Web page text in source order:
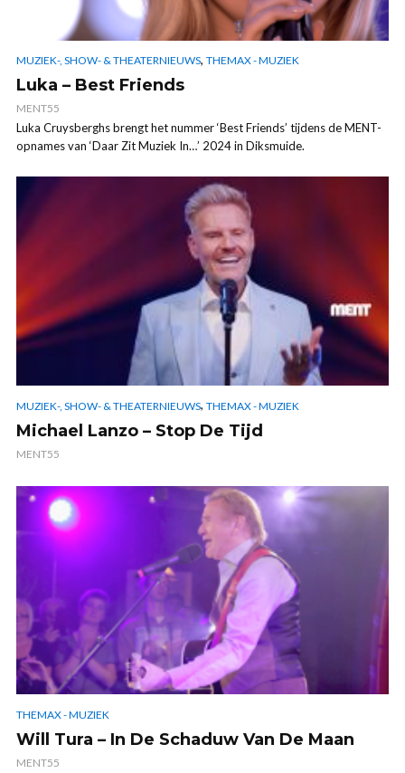
MUZIEK-, SHOW- & THEATERNIEUWS, THEMAX - MUZIEK
Luka – Best Friends
MENT55
Luka Cruysberghs brengt het nummer ‘Best Friends’ tijdens de MENT-
opnames van ‘Daar Zit Muziek In…’ 2024 in Diksmuide.
MUZIEK-, SHOW- & THEATERNIEUWS, THEMAX - MUZIEK
Michael Lanzo – Stop De Tijd
MENT55
THEMAX - MUZIEK
Will Tura – In De Schaduw Van De Maan
MENT55